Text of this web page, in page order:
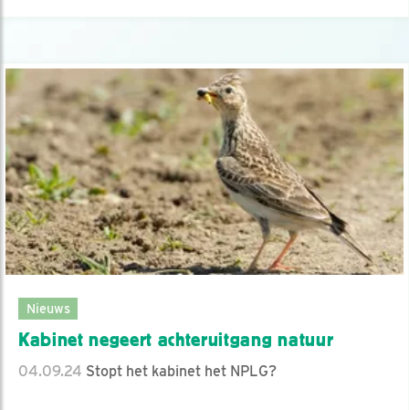
Nieuws
Kabinet negeert achteruitgang natuur
04.09.24 Stopt het kabinet het NPLG?